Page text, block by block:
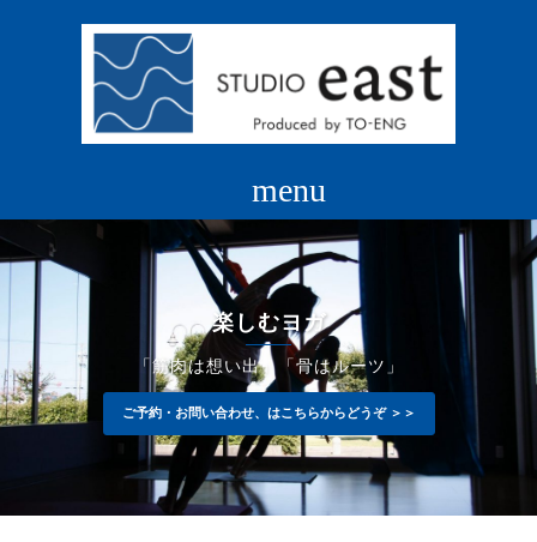
キ
楽しむヨガ
「筋肉は想い出」「骨はルーツ」
ご予約・お問い合わせ、はこちらからどうぞ ＞＞